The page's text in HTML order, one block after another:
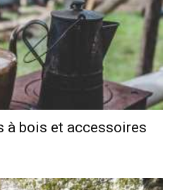
à bois et accessoires